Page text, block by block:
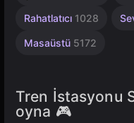
Rahatlatıcı 1028
Masaüstü 5172
3177
Tren İstasyonu
oyna 🎮